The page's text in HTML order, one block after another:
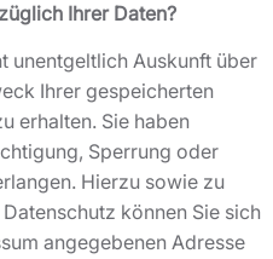
Ihrer Daten?
unentgeltlich Auskunft über
Ihrer gespeicherten
erhalten. Sie haben
Sperrung oder
Hierzu sowie zu
können Sie sich
angegebenen Adresse